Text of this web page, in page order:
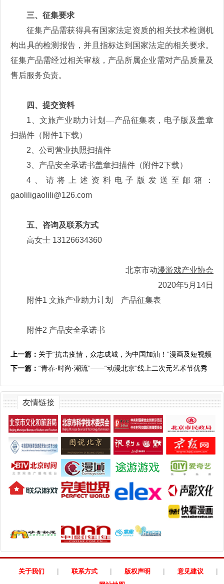
三、征集要求
征集产品需获得具有国家法定资质的相关技术检测机
构出具的检测报告，并且指标达到国家法定的相关要求。
征集产品需经过相关审核，产品所属企业需对产品质量及
售后服务负责。
四、提交资料
1 、文旅产业助力计划—产品征集表，电子版及盖章
扫描件（附件1下载）
2 、公司营业执照扫描件
3 、产品安全承诺书盖章扫描件（附件2下载）
4 、请将上述资料电子版发送至邮箱：
gaoliligaolili@126.com
五、咨询及联系方式
高女士 13126634360
北京市动漫游戏产业协会
2020年5月 14日
附件1 文旅产业助力计划—产品征集表
附件2 产品安全承诺书
上一篇： 关于“抗击疫情，众志成城，为中国加油！”漫画及短视频
征集活动获奖结果的通知
下一篇： “青春·时尚·潮流”——“动漫北京”线上二次元艺术节优秀
友情链接
关于我们 | 联系方式 | 版权声明 | 意见建议 |